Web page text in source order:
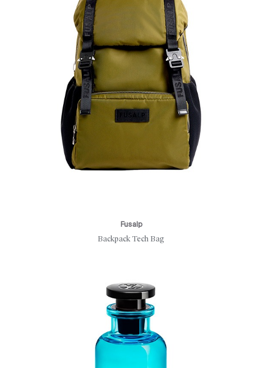
Fusalp
Backpack Tech Bag